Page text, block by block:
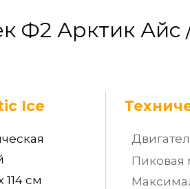
Ф2 Арктик Айс
Ice
114 см
Пиковая